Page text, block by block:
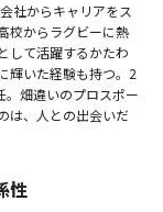
社からキャリアをス
校からラグビーに熱
して活躍するかたわ
輝いた経験も持つ。2
畑違いのプロスポー
は、人との出会いだ
性